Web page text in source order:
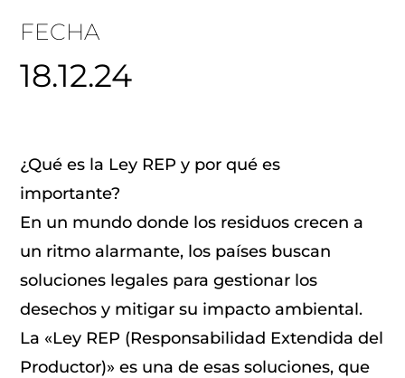
FECHA
18.12.24
¿Qué es la Ley REP y por qué es
importante?
En un mundo donde los residuos crecen a
un ritmo alarmante, los países buscan
soluciones legales para gestionar los
desechos y mitigar su impacto ambiental.
La «Ley REP (Responsabilidad Extendida del
Productor)» es una de esas soluciones, que